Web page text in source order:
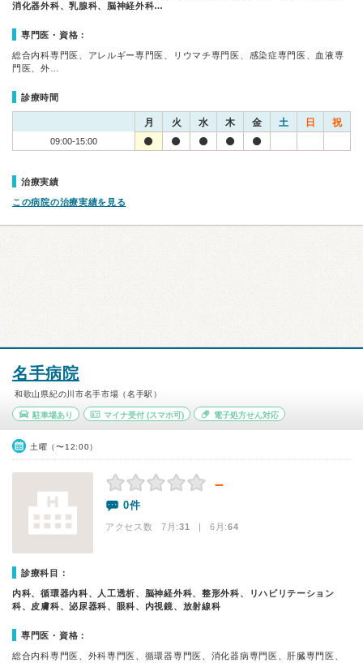
消化器外科、乳腺科、脳神経外科…
専門医・資格：
総合内科専門医、アレルギー専門医、リウマチ専門医、感染症専門医、血液専
門医、外…
診療時間
月 火 水 木 金 土 日 祝
09:00-15:00
治療実績
この病院の治療実績を見る
名手病院
和歌山県紀の川市名手市場（名手駅）
駐車場あり マイナ受付(スマホ可) 電子処方せん対応
土曜（〜12:00）
－
0件
アクセス数 7月:31 | 6月:64
診療科目：
内科、循環器内科、人工透析、脳神経外科、整形外科、リハビリテーション
科、皮膚科、泌尿器科、眼科、内視鏡、放射線科
専門医・資格：
総合内科専門医、外科専門医、循環器専門医、消化器病専門医、肝臓専門医、